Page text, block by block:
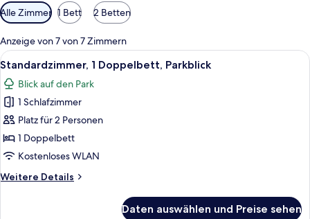
Verfügbare
Filter
für
Zimmer
Alle Zimmer 1 Bett 2 Betten
Anzeige von 7 von 7 Zimmern
Alle
Fotos
für
Standardzimmer,
1
Doppelbett,
Parkblick
Ein Hotelzimmer mit Bett,
8
Standardzimmer, 1 Doppelbett, Parkblick
Blick auf den Park
1 Schlafzimmer
Platz für 2 Personen
1 Doppelbett
Kostenloses WLAN
Weitere Details
Weitere
Daten auswählen und Preise sehen